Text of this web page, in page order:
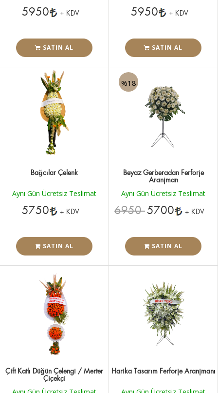
5950 + KDV
SATIN AL
5950 + KDV
SATIN AL
Bağcılar Çelenk
Aynı Gün Ücretsiz Teslimat
5750 + KDV
SATIN AL
%18
Beyaz Gerberadan Ferforje
Aranjman
Aynı Gün Ücretsiz Teslimat
69505700 + KDV
SATIN AL
Çift Katlı Düğün Çelengi / Merter
Çiçekçi
Harika Tasarım Ferforje Aranjmanı